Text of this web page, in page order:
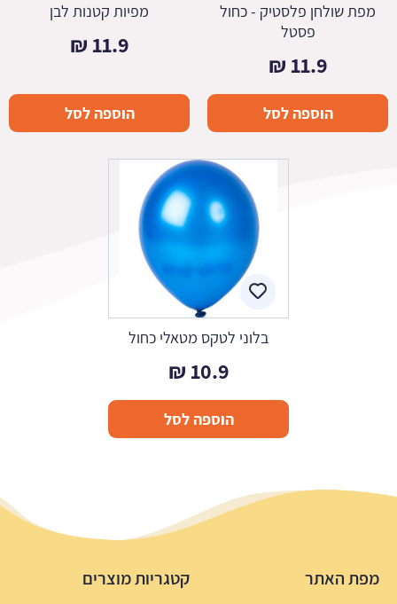
מפת שולחן פלסטיק - כחול
פסטל
11.9
₪
הוספה לסל
מפיות קטנות לבן
11.9
₪
הוספה לסל
בלוני לטקס מטאלי כחול
10.9
₪
הוספה לסל
מפת האתר קטגריות מוצרים